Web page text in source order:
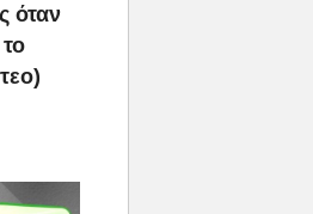
όταν